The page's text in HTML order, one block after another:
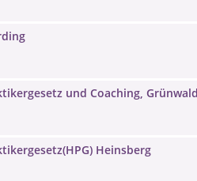
und Coaching, Grünwald
Heinsberg